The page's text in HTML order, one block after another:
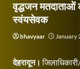
वृद्धजन मतदाताओं
स्वंयसेवक
bhavyaar January
देहरादून।